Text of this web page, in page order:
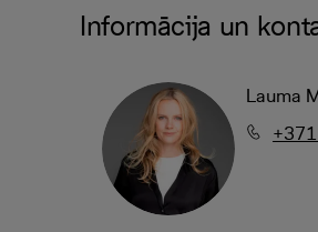
Informācija un
Lauma